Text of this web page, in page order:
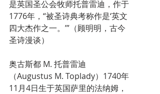
是英国圣公会牧师托普雷迪，作于
1776年，“被圣诗典考称作是‘英文
四大杰作之一。’”（顾明明，古今
圣诗漫谈）
奥古斯都 M. 托普雷迪
（Augustus M. Toplady）1740年
11月4日生于英国萨里的法纳姆，